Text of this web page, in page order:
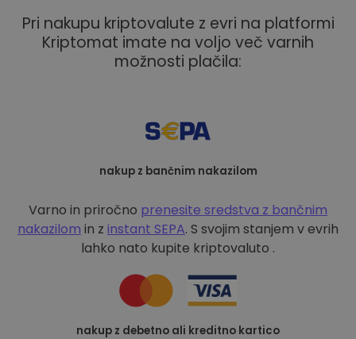
Pri nakupu kriptovalute z evri na platformi
Kriptomat imate na voljo več varnih
možnosti plačila:
nakup z bančnim nakazilom
Varno in priročno prenesite sredstva z bančnim
nakazilom in z instant SEPA. S svojim stanjem v evrih
lahko nato kupite kriptovaluto .
nakup z debetno ali kreditno kartico